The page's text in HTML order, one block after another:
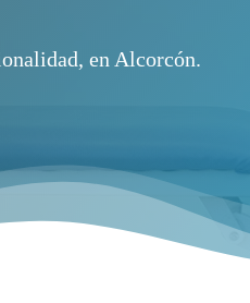
en Alcorcón.